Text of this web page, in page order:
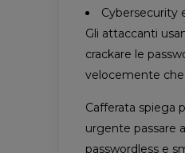
Cybersecurity
Gli attaccanti
crackare le
velocemente che
Cafferata spiega
urgente passare
passwordless e